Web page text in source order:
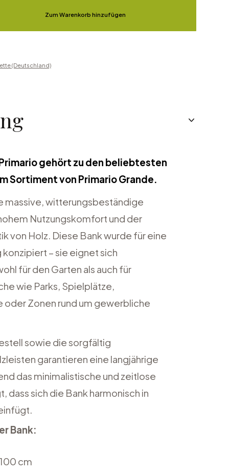
Zum Warenkorb hinzufügen
(Deutschland)
gehört zu den beliebtesten
Sortiment von Primario Grande.
massive, witterungsbeständige
Nutzungskomfort und der
von Holz. Diese Bank wurde für eine
– sie eignet sich
für den Garten als auch für
wie Parks, Spielplätze,
Zonen rund um gewerbliche
sowie die sorgfältig
garantieren eine langjährige
das minimalistische und zeitlose
dass sich die Bank harmonisch in
Bank:
cm